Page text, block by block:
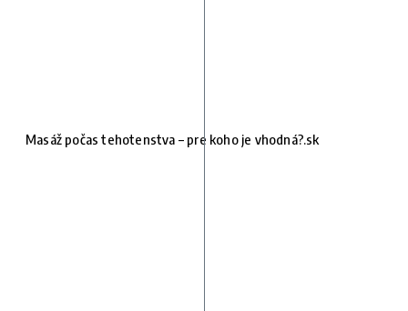
Masáž počas tehotenstva – pre koho je vhodná?.sk